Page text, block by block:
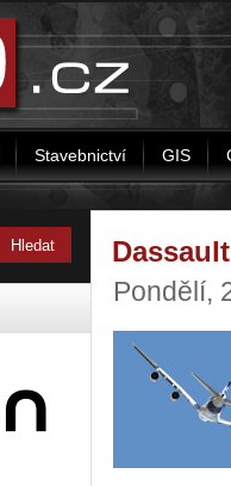
Stavebnictví GIS
Pondělí,